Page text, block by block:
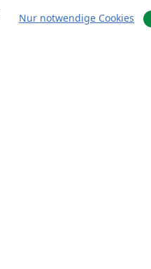
Nur notwendige Cookies